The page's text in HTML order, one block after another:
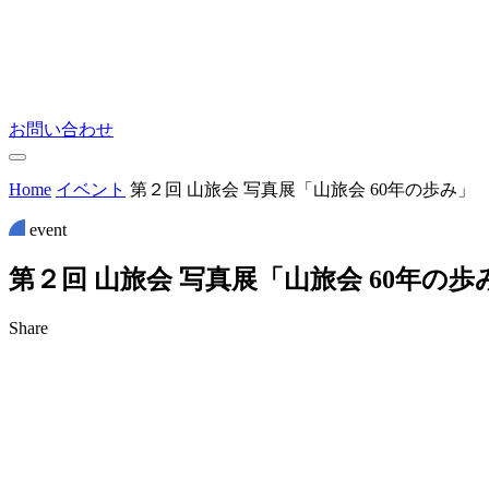
お問い合わせ
Home イベント 第２回 山旅会 写真展「山旅会 60年の歩み」
event
第 ２ 回 山旅会 写真展 「 山旅会 60年の歩
Share